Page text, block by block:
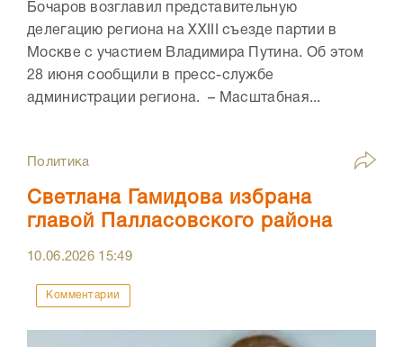
Бочаров возглавил представительную
делегацию региона на XXIII съезде партии в
Москве с участием Владимира Путина. Об этом
28 июня сообщили в пресс-службе
администрации региона. – Масштабная...
Политика
Светлана Гамидова избрана
главой Палласовского района
10.06.2026 15:49
Комментарии